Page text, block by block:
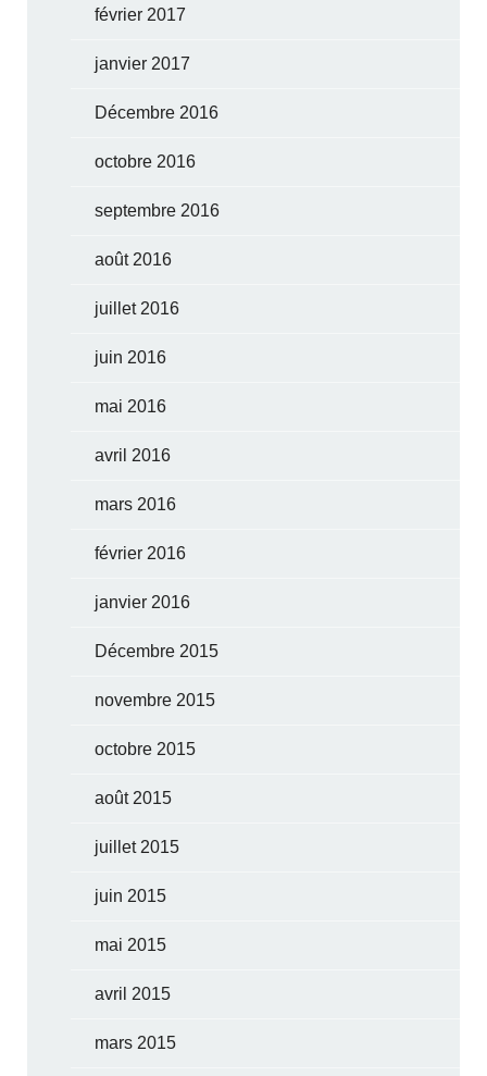
février 2017
janvier 2017
Décembre 2016
octobre 2016
septembre 2016
août 2016
juillet 2016
juin 2016
mai 2016
avril 2016
mars 2016
février 2016
janvier 2016
Décembre 2015
novembre 2015
octobre 2015
août 2015
juillet 2015
juin 2015
mai 2015
avril 2015
mars 2015